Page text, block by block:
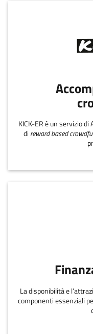
KICK-ER è un servizio
di reward based
La disponibilità e
componenti essenziali